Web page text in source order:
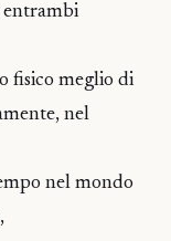
entrambi
fisico meglio di
nel
nel mondo